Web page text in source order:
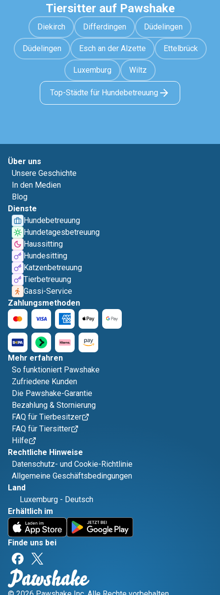
Tiersitter auf Pawshake
Diekirch Differdingen Düdelingen
Düdelingen Esch an der Alzette Ettelbrück
Luxemburg Wiltz
Top-Städte für Hundebetreuung
Über uns
Unsere Geschichte
In den Medien
Blog
Dienste
Hundebetreuung
Hundetagesbetreuung
Haussitting
Hundesitting
Katzenbetreuung
Tierbetreuung
Gassi-Service
Zahlungsmethoden
Mehr erfahren
So funktioniert Pawshake
Zufriedene Kunden
Die Pawshake-Garantie
Bezahlung & Stornierung
FAQ für Tierbesitzer
FAQ für Tiersitter
Hilfe
Rechtliche Hinweise
Datenschutz- und Cookie-Richtlinie
Allgemeine Geschäftsbedingungen
Land
Luxemburg - Deutsch
Erhältlich im
Finde uns bei